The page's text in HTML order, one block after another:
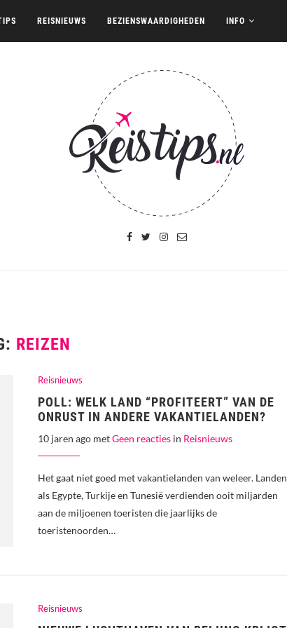
REISNIEUWS BEZIENSWAARDIGHEDEN INFO
REIZEN
Reisnieuws
POLL: WELK LAND “PROFITEERT” VAN DE
ONRUST IN ANDERE VAKANTIELANDEN?
10 jaren ago metGeen reacties in Reisnieuws
Het gaat niet goed met vakantielanden van weleer. Landen
als Egypte, Turkije en Tunesië verdienden ooit miljarden
aan de miljoenen toeristen die jaarlijks de
toeristenoorden…
Reisnieuws